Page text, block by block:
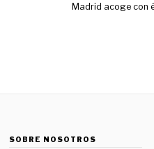
Madrid acoge con
SOBRE NOSOTROS